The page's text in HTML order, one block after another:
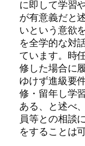
に即して学習
が有意義だと
いという意欲
を全学的な対
ています。時
修した場合に
ゆけず進級要
修・留年し学
ある、と述べ
員等との相談
をすることは